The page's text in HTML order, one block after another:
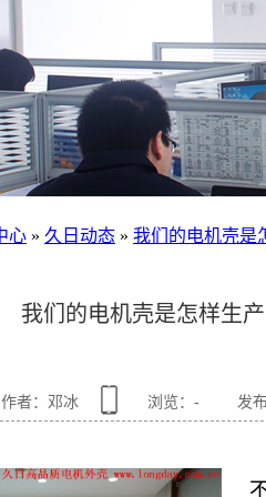
心 » 久日动态 » 我们的电机壳是
我们的电机壳是怎样生
作者：邓冰 浏览： - 发